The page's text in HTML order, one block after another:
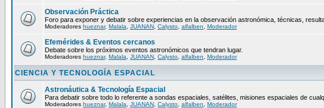
Observación Práctica
Foro para exponer y debatir sobre experiencias en la observación astronómica, técnicas,
Moderadores hueznar, Malala JUANAN Calysto alfalben Moderador
Efemérides & Eventos cercanos
Debate sobre los próximos eventos astronómicos que tendran lugar.
Moderadores hueznar, Malala JUANAN Calysto alfalben Moderador
CIENCIA Y TECNOLOGÍA ESPACIAL
Astronáutica & Tecnología Espacial
Para debatir sobre todo lo referente a sondas espaciales, satélites, misiones espaciales de
Moderadores hueznar, Malala JUANAN Calysto alfalben Moderador